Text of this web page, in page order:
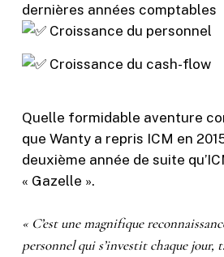
dernières années comptables
Croissance du personnel
Croissance du cash-flow
Quelle formidable aventure
que Wanty a repris ICM en
deuxième année de suite
« Gazelle ».
« C’est une magnifique
personnel qui s’investit chaque jour,